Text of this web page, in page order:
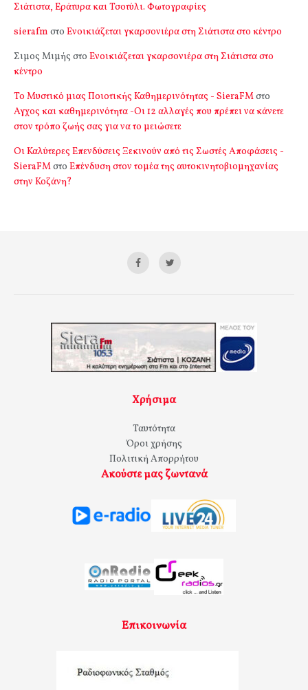
Σιάτιστα, Εράτυρα και Τσοτύλι. Φωτογραφίες
sierafm στο Ενοικιάζεται γκαρσονιέρα στη Σιάτιστα στο κέντρο
Σιμος Μιμής στο Ενοικιάζεται γκαρσονιέρα στη Σιάτιστα στο
κέντρο
Το Μυστικό μιας Ποιοτικής Καθημερινότητας - SieraFMστο
Αγχος και καθημερινότητα -Οι 12 αλλαγές που πρέπει να κάνετε
στον τρόπο ζωής σας για να το μειώσετε
Οι Καλύτερες Επενδύσεις Ξεκινούν από τις Σωστές Αποφάσεις -
SieraFMστο Επένδυση στον τομέα της αυτοκινητοβιομηχανίας
στην Κοζάνη?
Χρήσιμα
Ταυτότητα
Όροι χρήσης
Πολιτική Απορρήτου
Ακούστε μας ζωντανά
Επικοινωνία